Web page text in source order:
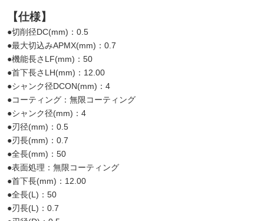
【仕様】
●切削径DC(mm)：0.5
●最大切込みAPMX(mm)：0.7
●機能長さLF(mm)：50
●首下長さLH(mm)：12.00
●シャンク径DCON(mm)：4
●コーティング：無限コーティング
●シャンク径(mm)：4
●刃径(mm)：0.5
●刃長(mm)：0.7
●全長(mm)：50
●表面処理：無限コーティング
●首下長(mm)：12.00
●全長(L)：50
●刃長(L)：0.7